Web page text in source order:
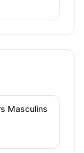
Masculins